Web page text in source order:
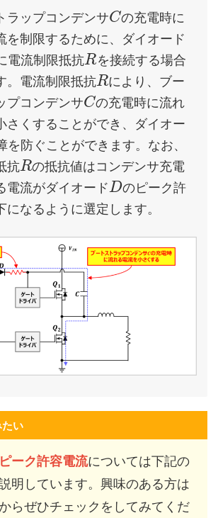
ラップコンデンサCの充電時に
を制限するために、ダイオード
電流制限抵抗Rを接続する場合
。電流制限抵抗Rにより、ブー
プコンデンサCの充電時に流れ
さくすることができ、ダイオー
を防ぐことができます。なお、
抗Rの抵抗値はコンデンサ充電
電流がダイオードDのピーク許
になるように選定します。
い
ーク許容電流については下記の
明しています。興味のある方は
らぜひチェックをしてみてくだ